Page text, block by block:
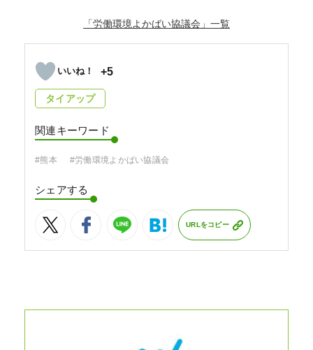
「労働環境よかばい協議会」
+5
タイアップ
関連キーワード
#熊本 #労働環境よかばい協議会
シェアする
URLをコピー